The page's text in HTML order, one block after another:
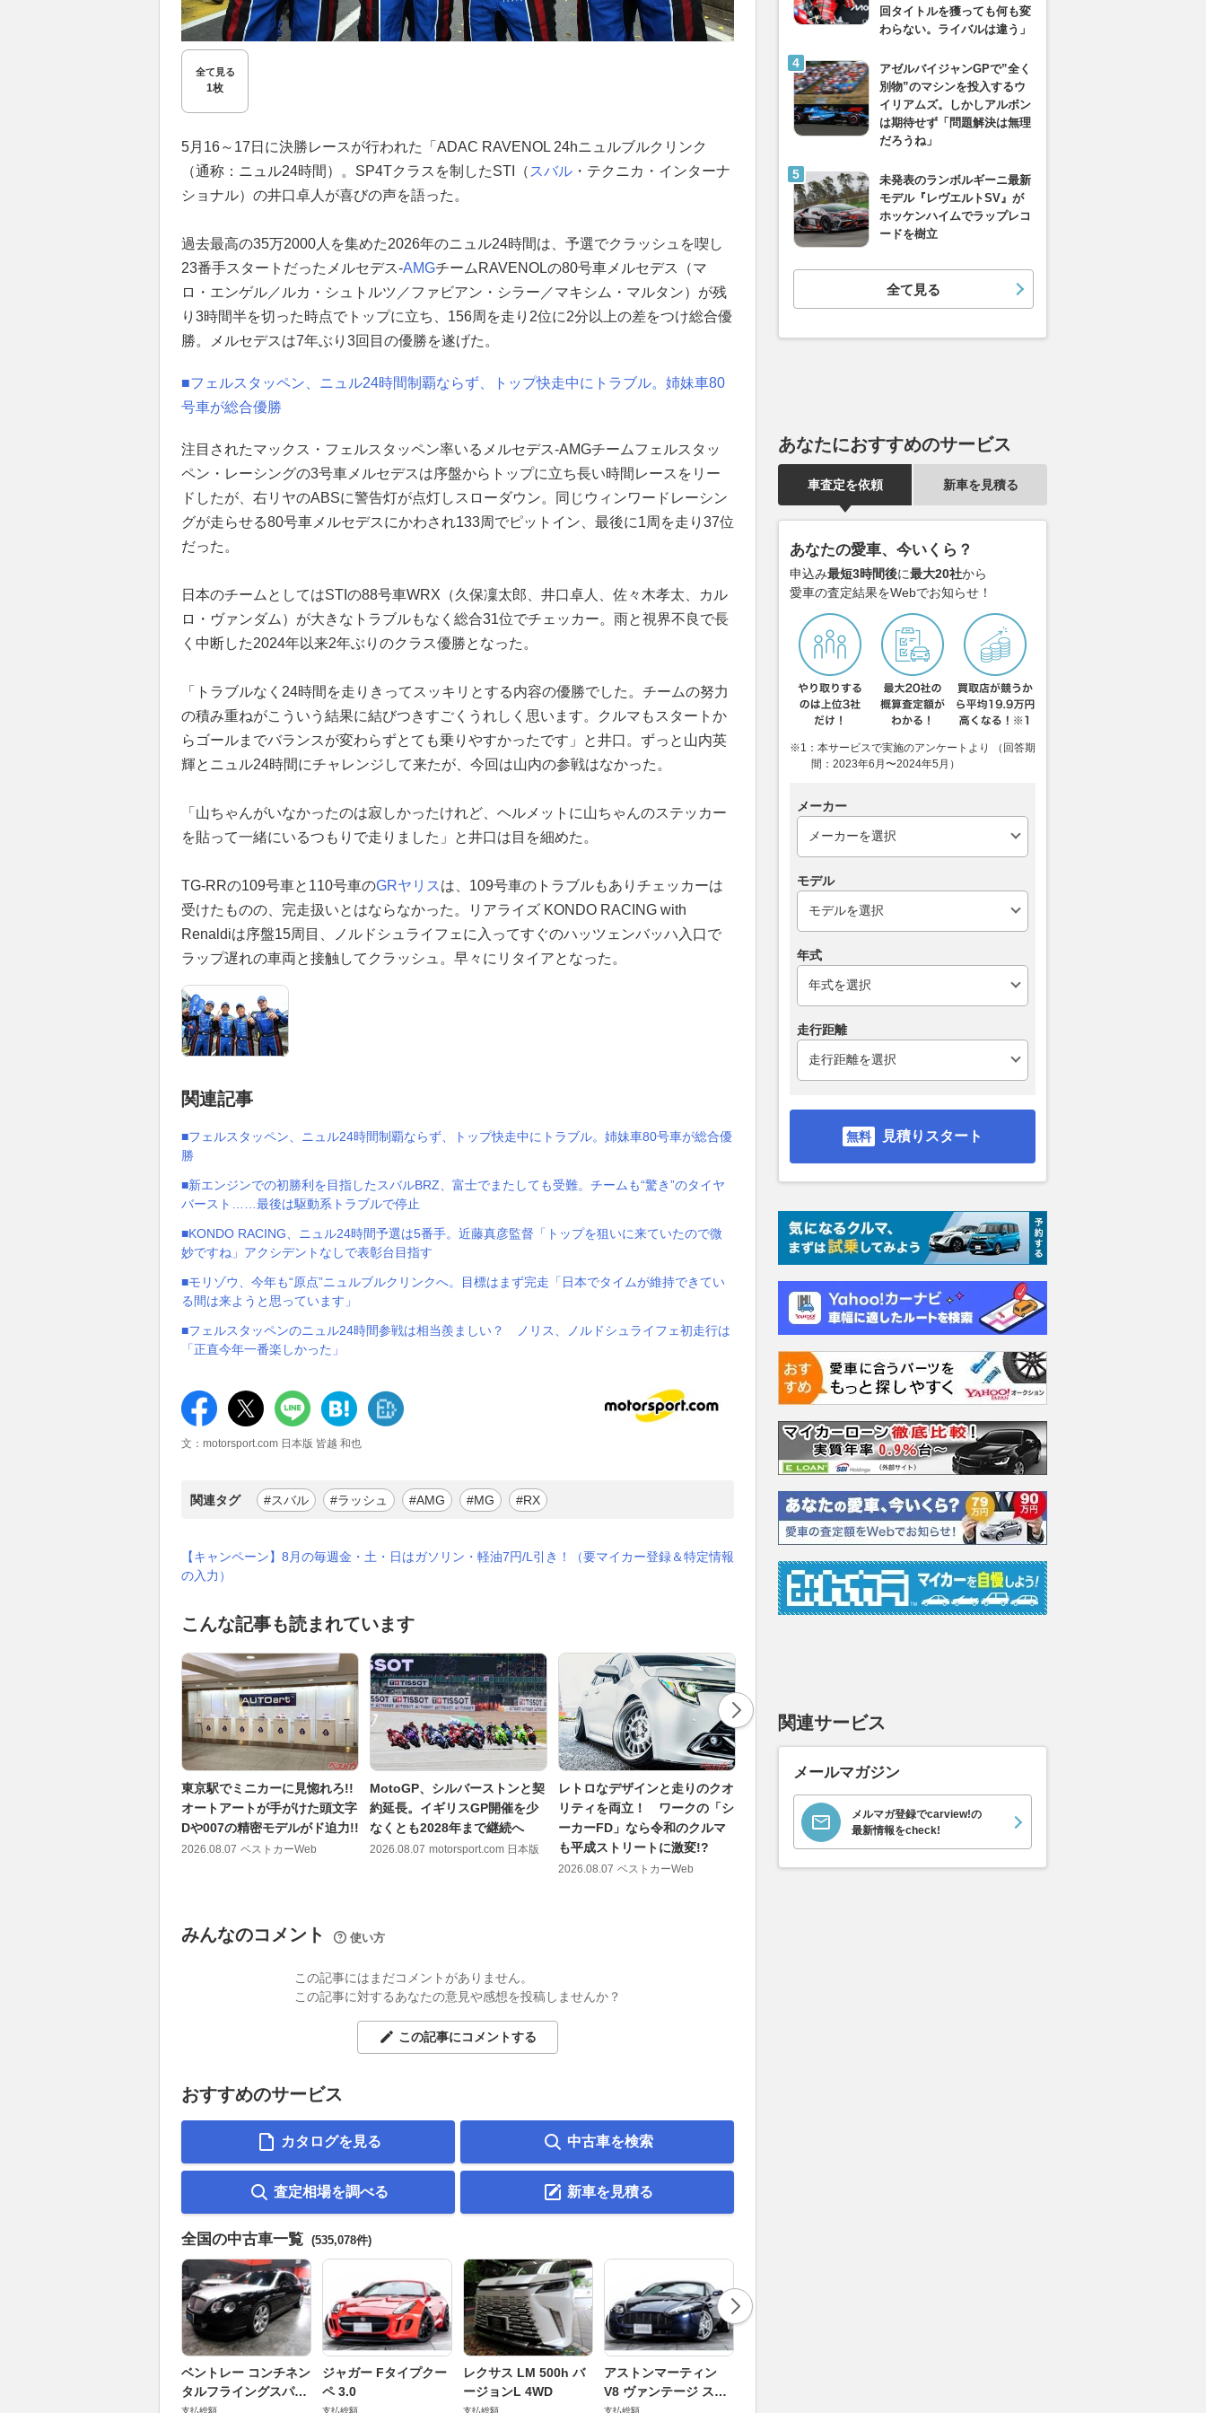
全て見る
1枚
5月16～17日に決勝レースが行われた「ADAC RAVENOL 24hニュルブルクリンク
（通称：ニュル24時間）。SP4Tクラスを制したSTI（ スバル ・テクニカ・インターナ
ショナル）の井口卓人が喜びの声を語った。
過去最高の35万2000人を集めた2026年のニュル24時間は、予選でクラッシュを喫し
23番手スタートだったメルセデス-AMGチームRAVENOLの80号車メルセデス（マ
ロ・エンゲル／ルカ・シュトルツ／ファビアン・シラー／マキシム・マルタン）が残
り3時間半を切った時点でトップに立ち、156周を走り2位に2分以上の差をつけ総合優
勝。メルセデスは7年ぶり3回目の優勝を遂げた。
■フェルスタッペン、ニュル24時間制覇ならず、トップ快走中にトラブル。姉妹車80
号車が総合優勝
注目されたマックス・フェルスタッペン率いるメルセデス-AMGチームフェルスタッ
ペン・レーシングの3号車メルセデスは序盤からトップに立ち長い時間レースをリー
ドしたが、右リヤのABSに警告灯が点灯しスローダウン。同じウィンワードレーシン
グが走らせる80号車メルセデスにかわされ133周でピットイン、最後に1周を走り37位
だった。
日本のチームとしてはSTIの88号車WRX（久保凜太郎、井口卓人、佐々木孝太、カル
ロ・ヴァンダム）が大きなトラブルもなく総合31位でチェッカー。雨と視界不良で長
く中断した2024年以来2年ぶりのクラス優勝となった。
「トラブルなく24時間を走りきってスッキリとする内容の優勝でした。チームの努力
の積み重ねがこういう結果に結びつきすごくうれしく思います。クルマもスタートか
らゴールまでバランスが変わらずとても乗りやすかったです」と井口。ずっと山内英
輝とニュル24時間にチャレンジして来たが、今回は山内の参戦はなかった。
「山ちゃんがいなかったのは寂しかったけれど、ヘルメットに山ちゃんのステッカー
を貼って一緒にいるつもりで走りました」と井口は目を細めた。
TG-RRの109号車と110号車のGRヤリス は、109号車のトラブルもありチェッカーは
受けたものの、完走扱いとはならなかった。リアライズ KONDO RACING with
Renaldiは序盤15周目、ノルドシュライフェに入ってすぐのハッツェンバッハ入口で
ラップ遅れの車両と接触してクラッシュ。早々にリタイアとなった。
関連記事
■フェルスタッペン、ニュル24時間制覇ならず、トップ快走中にトラブル。姉妹車80号車が総合優
勝
■新エンジンでの初勝利を目指したスバルBRZ、富士でまたしても受難。チームも“驚き”のタイヤ
バースト……最後は駆動系トラブルで停止
■KONDO RACING、ニュル24時間予選は5番手。近藤真彦監督「トップを狙いに来ていたので微
妙ですね」アクシデントなしで表彰台目指す
■モリゾウ、今年も“原点”ニュルブルクリンクへ。目標はまず完走「日本でタイムが維持できてい
る間は来ようと思っています」
■フェルスタッペンのニュル24時間参戦は相当羨ましい？ ノリス、ノルドシュライフェ初走行は
「正直今年一番楽しかった」
文：motorsport.com 日本版 皆越 和也
関連タグ #スバル #ラッシュ #AMG #MG #RX
【キャンペーン】8月の毎週金・土・日はガソリン・軽油7円/L引き！（要マイカー登録＆特定情報
の入力）
こんな記事も読まれています
東京駅でミニカーに見惚れろ!!
オートアートが手がけた頭文字
Dや007の精密モデルがド迫力!!
2026.08.07 ベストカーWeb
MotoGP、シルバーストンと契
約延長。イギリスGP開催を少
なくとも2028年まで継続へ
2026.08.07 motorsport.com 日本版
レトロなデザインと走りのクオ
リティを両立！ ワークの「シ
ーカーFD」なら令和のクルマ
も平成ストリートに激変!?
2026.08.07 ベストカーWeb
参入!? 重火力な「次世代万能
フリゲート」を考案！ 北米に
アピール開始
2026.08.07 乗りものニュース
ック e-tron」で東京から京都
へ 往復1000km級ロングランで
見えた最新EVの実力とは
2026.08.07 くるまのニュース
みんなのコメント 使い方
この記事にはまだコメントがありません。
この記事に対するあなたの意見や感想を投稿しませんか？
この記事にコメントする
おすすめのサービス
カタログを見る 中古車を検索
査定相場を調べる 新車を見積る
全国の中古車一覧 (535,078件)
ベントレー コンチネン
タルフライングスパー
支払総額
ジャガー Fタイプクー
ペ 3.0
支払総額
レクサス LM 500h バ
ージョンL 4WD
支払総額
アストンマーティン
V8 ヴァンテージ スポ
支払総額
回タイトルを獲っても何も変
わらない。ライバルは違う」
アゼルバイジャンGPで”全く
別物”のマシンを投入するウ
イリアムズ。しかしアルボン
は期待せず「問題解決は無理
だろうね」
未発表のランボルギーニ最新
モデル『レヴエルトSV』が
ホッケンハイムでラップレコ
ードを樹立
全て見る
あなたにおすすめのサービス
車査定を依頼 新車を見積る
あなたの愛車、今いくら？
申込み最短3時間後に最大20社から
愛車の査定結果をWebでお知らせ！
※1：本サービスで実施のアンケートより （回答期
間：2023年6月〜2024年5月）
メーカー
モデル
年式
走行距離
見積りスタート
関連サービス
メールマガジン
メルマガ登録でcarview!の
最新情報をcheck!